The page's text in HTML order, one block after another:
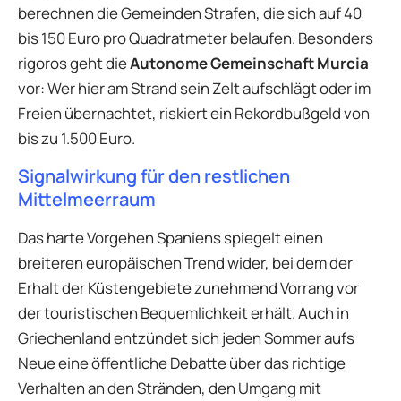
berechnen die Gemeinden Strafen, die sich auf 40
bis 150 Euro pro Quadratmeter belaufen. Besonders
rigoros geht dieAutonome Gemeinschaft Murcia
vor: Wer hier am Strand sein Zelt aufschlägt oder im
Freien übernachtet, riskiert ein Rekordbußgeld von
bis zu 1.500 Euro.
Signalwirkung für den restlichen
Mittelmeerraum
Das harte Vorgehen Spaniens spiegelt einen
breiteren europäischen Trend wider, bei dem der
Erhalt der Küstengebiete zunehmend Vorrang vor
der touristischen Bequemlichkeit erhält. Auch in
Griechenland entzündet sich jeden Sommer aufs
Neue eine öffentliche Debatte über das richtige
Verhalten an den Stränden, den Umgang mit